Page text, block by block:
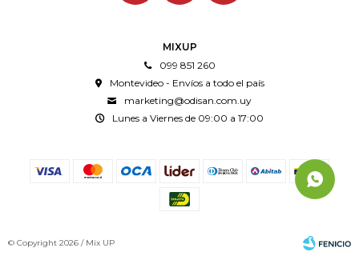
MIXUP
099 851 260
Montevideo - Envíos a todo el país
marketing@odisan.com.uy
Lunes a Viernes de 09:00 a 17:00
© Copyright 2026 / Mix UP